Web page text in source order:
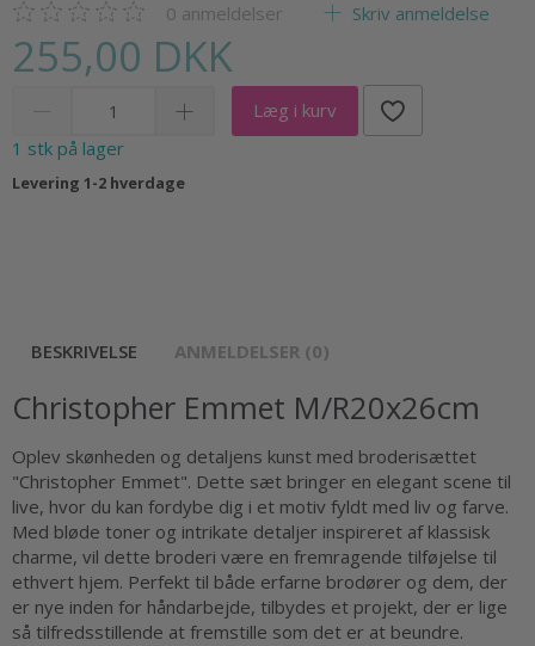
0 anmeldelser Skriv anmeldelse
255,00 DKK
Læg i kurv
1 stk på lager
Levering 1-2 hverdage
BESKRIVELSE ANMELDELSER (0)
Christopher Emmet M/R20x26cm
Oplev skønheden og detaljens kunst med broderisættet
"Christopher Emmet". Dette sæt bringer en elegant scene til
live, hvor du kan fordybe dig i et motiv fyldt med liv og farve.
Med bløde toner og intrikate detaljer inspireret af klassisk
charme, vil dette broderi være en fremragende tilføjelse til
ethvert hjem. Perfekt til både erfarne brodører og dem, der
er nye inden for håndarbejde, tilbydes et projekt, der er lige
så tilfredsstillende at fremstille som det er at beundre.